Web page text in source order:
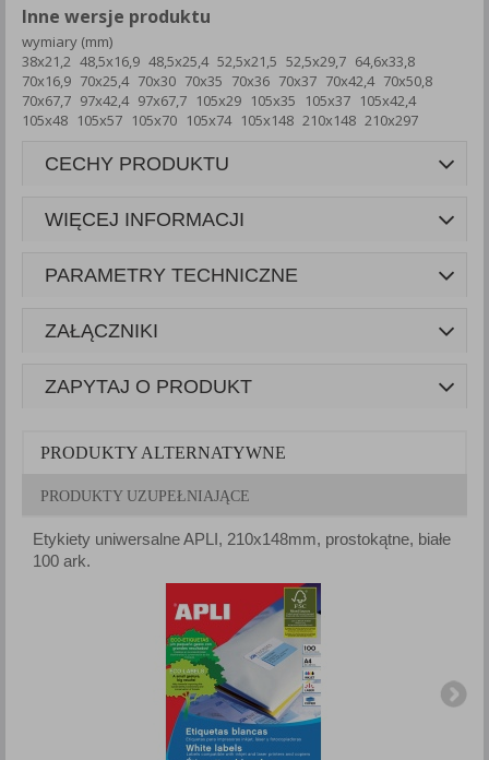
Inne wersje produktu
wymiary (mm)
38x21,2 48,5x16,9 48,5x25,4 52,5x21,5 52,5x29,7 64,6x33,8
70x16,9 70x25,4 70x30 70x35 70x36 70x37 70x42,4 70x50,8
70x67,7 97x42,4 97x67,7 105x29 105x35 105x37 105x42,4
105x48 105x57 105x70 105x74 105x148 210x148 210x297
CECHY PRODUKTU
WIĘCEJ INFORMACJI
PARAMETRY TECHNICZNE
ZAŁĄCZNIKI
ZAPYTAJ O PRODUKT
PRODUKTY ALTERNATYWNE
PRODUKTY UZUPEŁNIAJĄCE
Etykiety uniwersalne APLI, 210x148mm, prostokątne, białe
100 ark.